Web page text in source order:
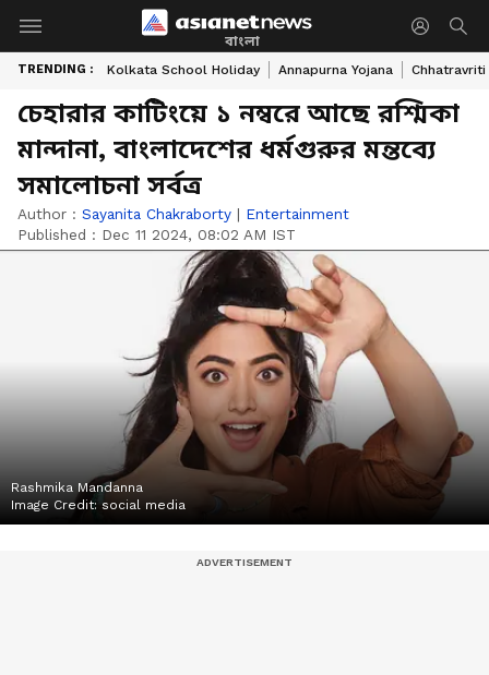
বাংলা
TRENDING : Kolkata School Holiday Annapurna Yojana Chhatravriti
চেহারার কাটিংয়ে ১ নম্বরে আছে রশ্মিকা
মান্দানা, বাংলাদেশের ধর্মগুরুর মন্তব্যে
সমালোচনা সর্বত্র
Author : Sayanita Chakraborty | Entertainment
Published : Dec 11 2024, 08:02 AM IST
Rashmika Mandanna
Image Credit:social media